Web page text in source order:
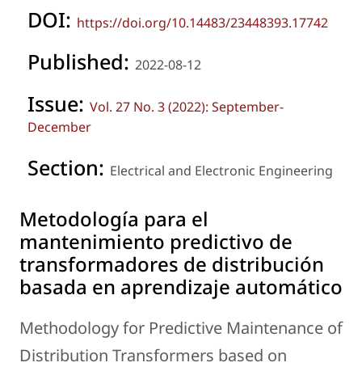
DOI: https://doi.org/10.14483/23448393.17742
Published: 2022-08-12
Issue: Vol. 27 No. 3 (2022): September-
December
Section: Electrical and Electronic Engineering
Metodología para el
mantenimiento predictivo de
transformadores de distribución
basada en aprendizaje automático
Methodology for Predictive Maintenance of
Distribution Transformers based on